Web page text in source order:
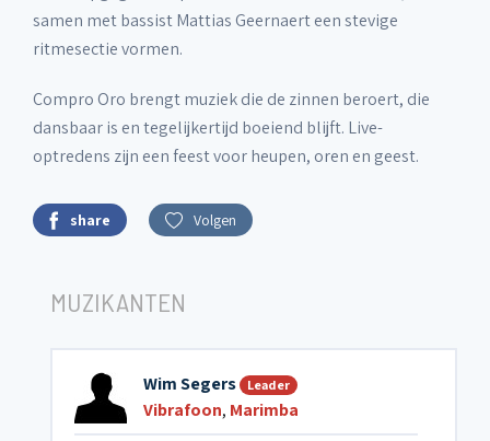
samen met bassist Mattias Geernaert een stevige
ritmesectie vormen.
Compro Oro brengt muziek die de zinnen beroert, die
dansbaar is en tegelijkertijd boeiend blijft. Live-
optredens zijn een feest voor heupen, oren en geest.
share Volgen
MUZIKANTEN
Wim Segers Leader
Vibrafoon, Marimba